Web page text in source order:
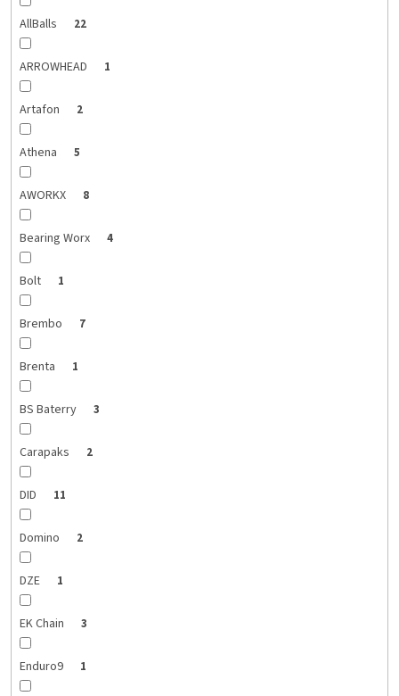
AllBalls 22
ARROWHEAD 1
Artafon 2
Athena 5
AWORKX 8
Bearing Worx 4
Bolt 1
Brembo 7
Brenta 1
BS Baterry 3
Carapaks 2
DID 11
Domino 2
DZE 1
EK Chain 3
Enduro9 1